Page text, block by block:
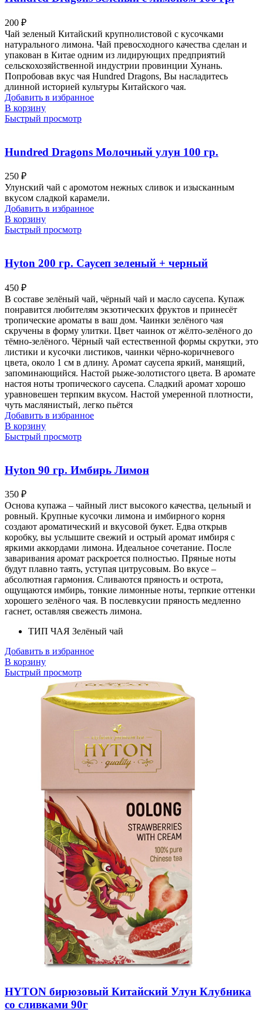
200 ₽
Чай зеленый Китайский крупнолистовой с кусочками
натурального лимона. Чай превосходного качества сделан и
упакован в Китае одним из лидирующих предприятий
сельскохозяйственной индустрии провинции Хунань.
Попробовав вкус чая Hundred Dragons, Вы насладитесь
длинной историей культуры Китайского чая.
Добавить в избранное
В корзину
Быстрый просмотр
Hundred Dragons Молочный улун 100 гр.
250 ₽
Улунский чай с аромотом нежных сливок и изысканным
вкусом сладкой карамели.
Добавить в избранное
В корзину
Быстрый просмотр
Hyton 200 гр. Саусеп зеленый + черный
450 ₽
В составе зелёный чай, чёрный чай и масло саусепа. Купаж
понравится любителям экзотических фруктов и принесёт
тропические ароматы в ваш дом. Чаинки зелёного чая
скручены в форму улитки. Цвет чаинок от жёлто-зелёного до
тёмно-зелёного. Чёрный чай естественной формы скрутки, это
листики и кусочки листиков, чаинки чёрно-коричневого
цвета, около 1 см в длину. Аромат саусепа яркий, манящий,
запоминающийся. Настой рыже-золотистого цвета. В аромате
настоя ноты тропического саусепа. Сладкий аромат хорошо
уравновешен терпким вкусом. Настой умеренной плотности,
чуть маслянистый, легко пьётся
Добавить в избранное
В корзину
Быстрый просмотр
Hyton 90 гр. Имбирь Лимон
350 ₽
Основа купажа – чайный лист высокого качества, цельный и
ровный. Крупные кусочки лимона и имбирного корня
создают ароматический и вкусовой букет. Едва открыв
коробку, вы услышите свежий и острый аромат имбиря с
яркими аккордами лимона. Идеальное сочетание. После
заваривания аромат раскроется полностью. Пряные ноты
будут плавно таять, уступая цитрусовым. Во вкусе –
абсолютная гармония. Сливаются пряность и острота,
ощущаются имбирь, тонкие лимонные ноты, терпкие оттенки
хорошего зелёного чая. В послевкусии пряность медленно
гаснет, оставляя свежесть лимона.
ТИП ЧАЯ Зелёный чай
Добавить в избранное
В корзину
Быстрый просмотр
HYTON бирюзовый Китайский Улун Клубника
со сливками 90г